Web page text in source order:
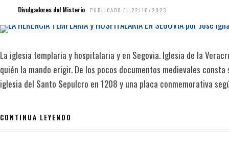
Divulgadores del Misterio PUBLICADO EL 22/10/2023
La iglesia templaria y hospitalaria y en Segovia. Iglesia de la
quién la mando erigir. De los pocos documentos medievales
iglesia del Santo Sepulcro en 1208 y una placa conmemorativa
CONTINUA LEYENDO